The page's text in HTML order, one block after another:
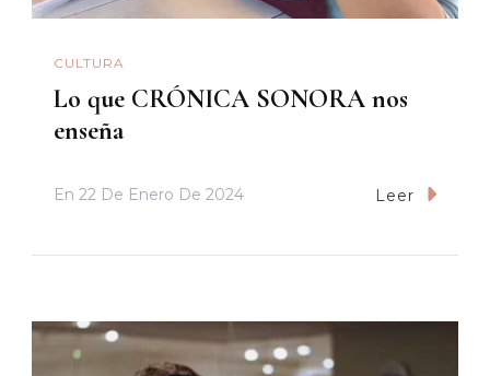
CULTURA
Lo que CRÓNICA SONORA nos
enseña
En 22 De Enero De 2024 Leer